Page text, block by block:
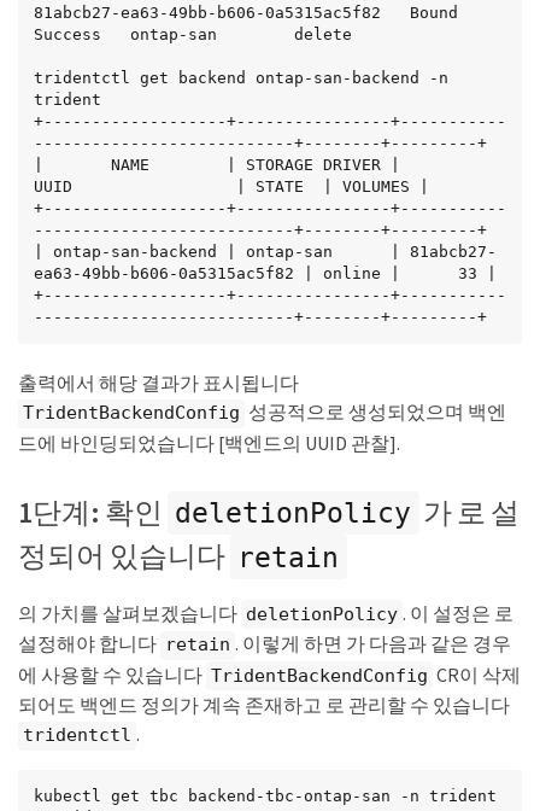
81abcb27-ea63-49bb-b606-0a5315ac5f82   Bound
Success   ontap-san        delete
tridentctl get backend ontap-san-backend -n
trident
+-------------------+----------------+-----------
---------------------------+--------+---------+
|       NAME        | STORAGE DRIVER |
UUID                 | STATE  | VOLUMES |
+-------------------+----------------+-----------
---------------------------+--------+---------+
| ontap-san-backend | ontap-san      | 81abcb27-
ea63-49bb-b606-0a5315ac5f82 | online |      33 |
+-------------------+----------------+-----------
---------------------------+--------+---------+
출력에서 해당 결과가 표시됩니다
TridentBackendConfig 성공적으로 생성되었으며 백엔
드에 바인딩되었습니다 [백엔드의 UUID 관찰].
1단계: 확인 deletionPolicy 가 로 설
정되어 있습니다 retain
의 가치를 살펴보겠습니다 deletionPolicy . 이 설정은 로
설정해야 합니다 retain . 이렇게 하면 가 다음과 같은 경우
에 사용할 수 있습니다 TridentBackendConfig CR이 삭제
되어도 백엔드 정의가 계속 존재하고 로 관리할 수 있습니다
tridentctl .
kubectl get tbc backend-tbc-ontap-san -n trident